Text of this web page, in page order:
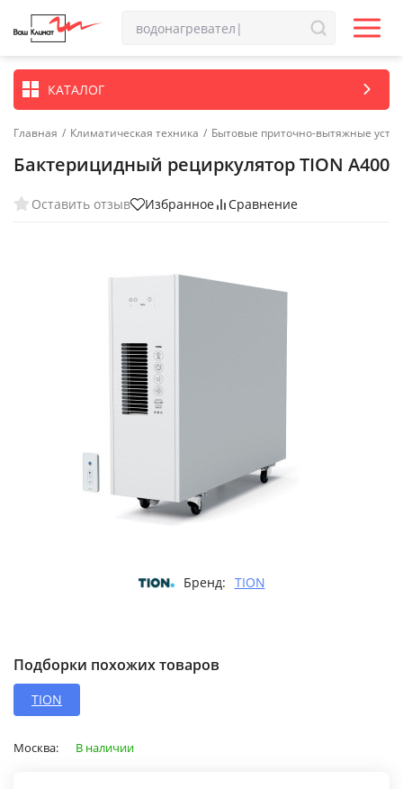
КАТАЛОГ
Главная / Климатическая техника / Бытовые приточно-вытяжные
Бактерицидный рециркулятор TION A400
Оставить отзыв Избранное Сравнение
Бренд: TION
Подборки похожих товаров
TION
Москва: В наличии